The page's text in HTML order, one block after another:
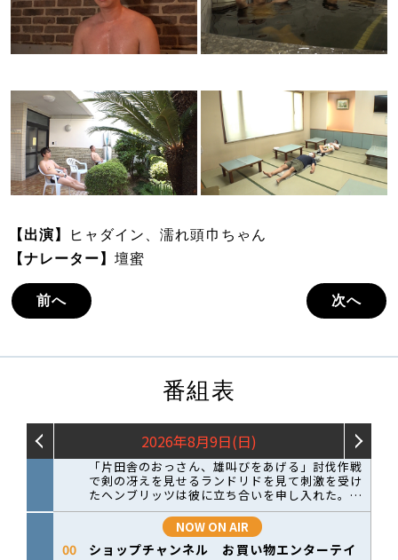
【出演】
ヒャダイン、濡れ頭巾ちゃん
【ナレーター】壇蜜
前へ 次へ
番組表